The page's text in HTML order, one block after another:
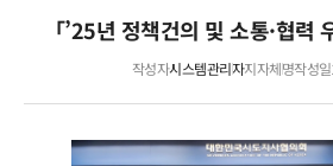
공지사항
「’25년 정책건의 및 소통·협력
작성자시스템관리자지자체명작성일